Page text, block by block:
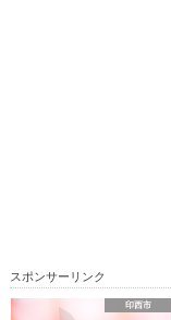
スポンサーリンク
印西市